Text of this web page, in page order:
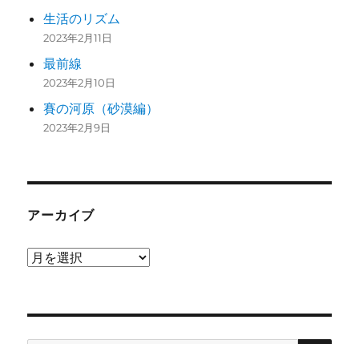
生活のリズム
2023年2月11日
最前線
2023年2月10日
賽の河原（砂漠編）
2023年2月9日
アーカイブ
ア